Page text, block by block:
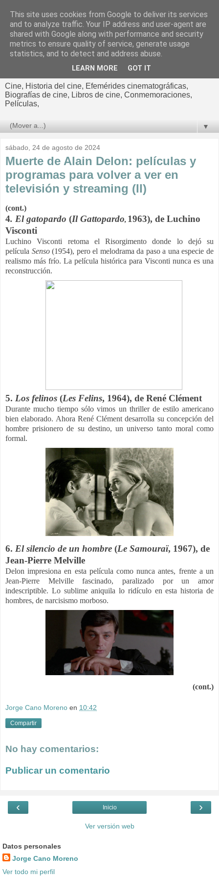
El cultural
cinematográfico de Jorge
Cine, Historia del cine, Efemérides cinematográficas,
Biografías de cine, Libros de cine, Conmemoraciones,
Películas,
▼
sábado, 24 de agosto de 2024
Muerte de Alain Delon: películas y
programas para volver a ver en
televisión y streaming (II)
(cont.)
4. El gatopardo (Il Gattopardo, 1963), de Luchino
Visconti
Luchino Visconti retoma el Risorgimento donde lo dejó su
película Senso(1954), pero el melodrama da paso a una especie de
realismo más frío. La película histórica para Visconti nunca es una
reconstrucción.
5. Los felinos (Les Felins, 1964), de René Clément
Durante mucho tiempo sólo vimos un thriller de estilo americano
bien elaborado. Ahora René Clément desarrolla su concepción del
hombre prisionero de su destino, un universo tanto moral como
formal.
6. El silencio de un hombre (Le Samouraï, 1967), de
Jean-Pierre Melville
Delon impresiona en esta película como nunca antes, frente a un
Jean-Pierre Melville fascinado, paralizado por un amor
indescriptible. Lo sublime aniquila lo ridículo en esta historia de
hombres, de narcisismo morboso.
(cont.)
Jorge Cano Moreno en 10:42
Compartir
No hay comentarios:
Publicar un comentario
‹ ›
Inicio
Ver versión web
Datos personales
Jorge Cano Moreno
Ver todo mi perfil
This site uses cookies from Google to deliver its services
and to analyze traffic. Your IP address and user-agent are
shared with Google along with performance and security
metrics to ensure quality of service, generate usage
statistics, and to detect and address abuse.
LEARN MORE GOT IT